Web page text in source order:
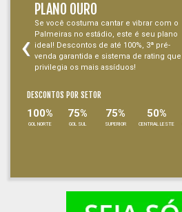
PLANO OURO
Se você costuma cantar e vibrar com o
Palmeiras no estádio, este é seu plano
ideal! Descontos de até 100%, 3ª pré-
venda garantida e sistema de rating que
privilegia os mais assíduos!
DESCONTOS POR SETOR
100%
GOL NORTE
75%
GOL SUL
75%
SUPERIOR
50%
CENTRAL LESTE
‹